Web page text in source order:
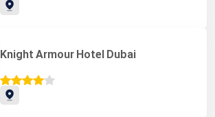
Knight Armour Hotel Dubai